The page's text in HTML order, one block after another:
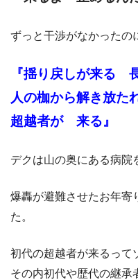
ずっと干渉がなかったの
『揺り戻しが来る
人の枷から解き放た
超越者が 来る』
デクは山の奥にある病院
爆轟が避難させたお年寄
た。
初代の超越者が来るって
その内初代や歴代の継承